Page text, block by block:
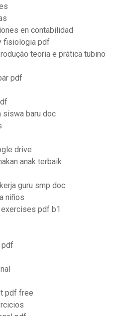
en contabilidad
fisiologia pdf
teoria e prática tubino
pdf
siswa baru doc
drive
anak terbaik
guru smp doc
niños
pdf b1
pdf
pdf free